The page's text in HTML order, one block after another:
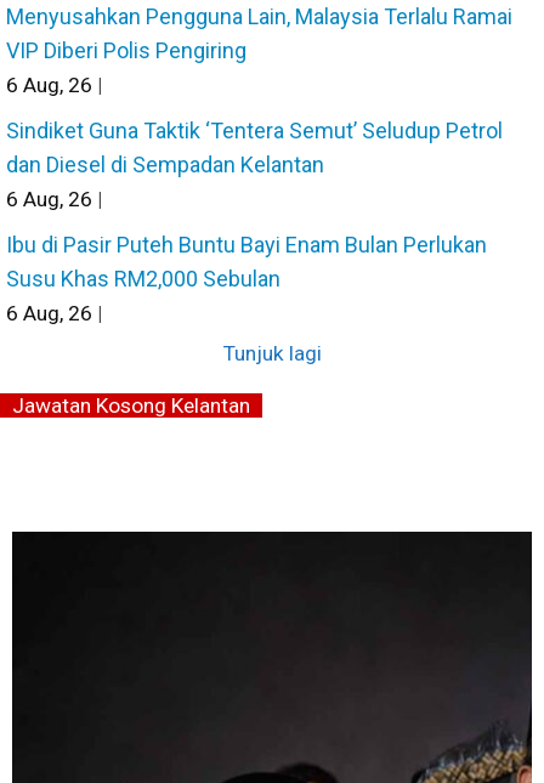
Menyusahkan Pengguna Lain, Malaysia Terlalu Ramai
VIP Diberi Polis Pengiring
6 Aug, 26 |
Sindiket Guna Taktik ‘Tentera Semut’ Seludup Petrol
dan Diesel di Sempadan Kelantan
6 Aug, 26 |
Ibu di Pasir Puteh Buntu Bayi Enam Bulan Perlukan
Susu Khas RM2,000 Sebulan
6 Aug, 26 |
Tunjuk lagi
Jawatan Kosong Kelantan